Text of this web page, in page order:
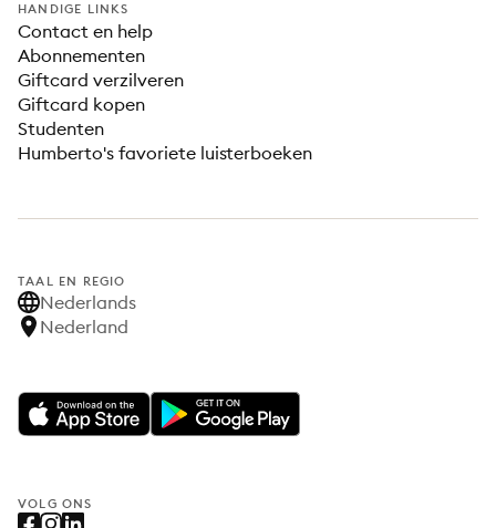
HANDIGE LINKS
Contact en help
Abonnementen
Giftcard verzilveren
Giftcard kopen
Studenten
Humberto's favoriete luisterboeken
TAAL EN REGIO
Nederlands
Nederland
VOLG ONS